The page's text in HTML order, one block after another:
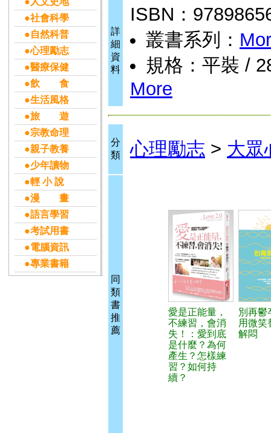
●社會科學
●自然科普
●心理勵志
●醫療保健
●飲 食
●生活風格
●旅 遊
●宗教命理
●親子教養
●少年讀物
●輕 小 說
●漫 畫
●語言學習
●考試用書
●電腦資訊
●專業書籍
詳
細
資
料
ISBN：
叢書系列：
規格：平裝 /
More
分
類
心理勵志 > 大眾
同
類
書
推
薦
愛是正能量，
不練習，會消
失！：愛到底
是什麼？為何
產生？怎樣練
習？如何持
續？
別再鬱
用微笑
解悶